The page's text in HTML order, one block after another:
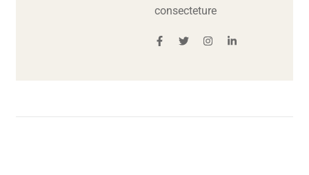
consecteture